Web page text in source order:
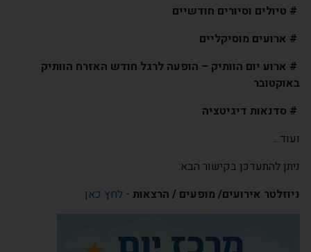
# טיולים וסיורים חודשיים
# ארועים מוסיקליים
# ארוע יום הוותיק – הופעה לרגל חודש האזרח הוותיק
באוקטובר
# סדנאות דיגיטציה
ועוד...
ניתן להתעדכן בקישור הבא:
ניוזלטר אירועים/ מופעים / הרצאות - לחץ כאן